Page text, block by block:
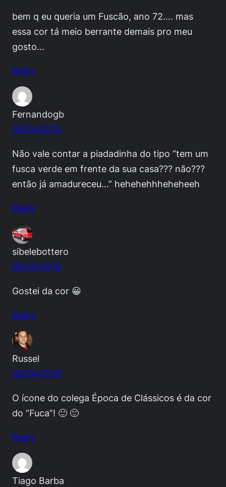
bem q eu queria um Fuscão, ano 72…. mas
essa cor tá meio berrante demais pro meu
gosto…
Reply
Fernandogb
08/24/2010
Não vale contar a piadadinha do tipo “tem um
fusca verde em frente da sua casa??? não???
então já amadureceu…” hehehehhheheheeh
Reply
sibelebottero
08/24/2010
Gostei da cor 😀
Reply
Russel
08/24/2010
O ícone do colega Época de Clássicos é da cor
do “Fuca”! 🙂 🙂
Reply
Tiago Barba